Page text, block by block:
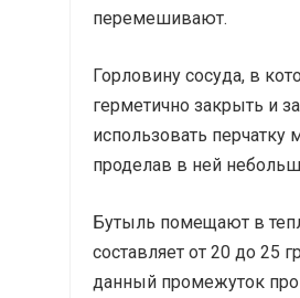
перемешивают.
Горловину сосуда, в
герметично закрыть и
использовать перчатку
проделав в ней
Бутыль помещают в
составляет от 20 до 25
данный промежуток